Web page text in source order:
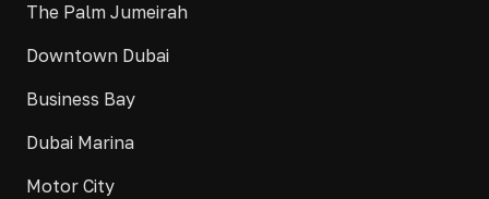
The Palm Jumeirah
Downtown Dubai
Business Bay
Dubai Marina
Motor City